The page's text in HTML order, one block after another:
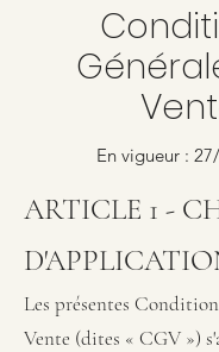
En vigueur :
ARTICLE 1 -
Les présentes
Vente (dites « CGV »)